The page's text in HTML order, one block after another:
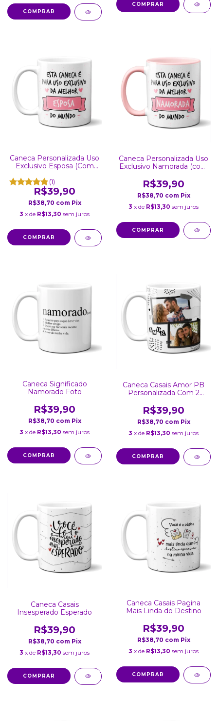
COMPRAR
COMPRAR
Caneca Personalizada Uso
Exclusivo Esposa (Com
(1)
R$39,90
R$38,70 com Pix
3 x de R$13,30 sem juros
COMPRAR
Caneca Personalizada Uso
Exclusivo Namorada (com
R$39,90
R$38,70 com Pix
3 x de R$13,30 sem juros
COMPRAR
Caneca Significado
Namorado Foto
R$39,90
R$38,70 com Pix
3 x de R$13,30 sem juros
COMPRAR
Caneca Casais Amor PB
Personalizada Com 2
R$39,90
R$38,70 com Pix
3 x de R$13,30 sem juros
COMPRAR
Caneca Casais
Insesperado Esperado
R$39,90
R$38,70 com Pix
3 x de R$13,30 sem juros
COMPRAR
Caneca Casais Pagina
Mais Linda do Destino
R$39,90
R$38,70 com Pix
3 x de R$13,30 sem juros
COMPRAR